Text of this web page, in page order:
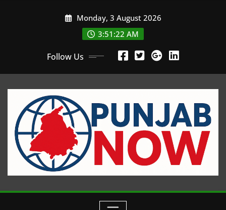
Monday, 3 August 2026
3:51:23 AM
Follow Us